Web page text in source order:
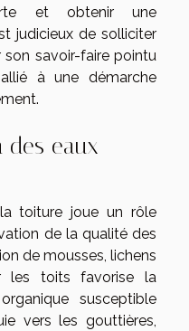
et obtenir une
judicieux de solliciter
savoir-faire pointu
à une démarche
des eaux
toiture joue un rôle
de la qualité des
de mousses, lichens
les toits favorise la
susceptible
vers les gouttières,